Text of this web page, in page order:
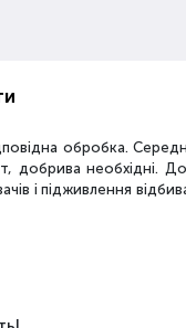
обробка.
добрива необхідні.
і підживлення